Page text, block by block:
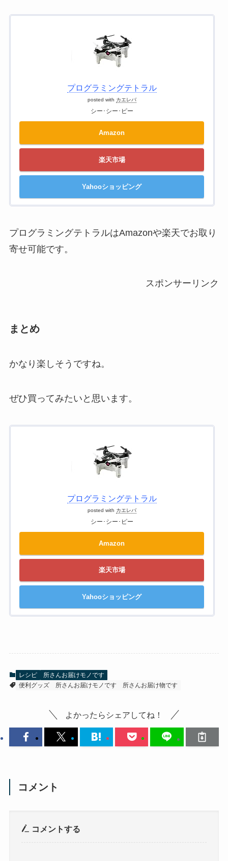
プログラミングテトラル
posted with カエレバ
シー･シー･ピー
Amazon
楽天市場
Yahooショッピング
プログラミングテトラルはAmazonや楽天でお取り
寄せ可能です。
スポンサーリンク
まとめ
かなり楽しそうですね。
ぜひ買ってみたいと思います。
プログラミングテトラル
posted with カエレバ
シー･シー･ピー
Amazon
楽天市場
Yahooショッピング
レシピ
所さんお届けモノです
便利グッズ
所さんお届けモノです 所さんお届け物です
よかったらシェアしてね！
コメント
コメントする